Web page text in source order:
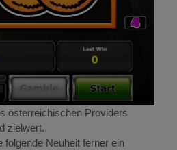
österreichischen Providers
zielwert.
Neuheit ferner ein